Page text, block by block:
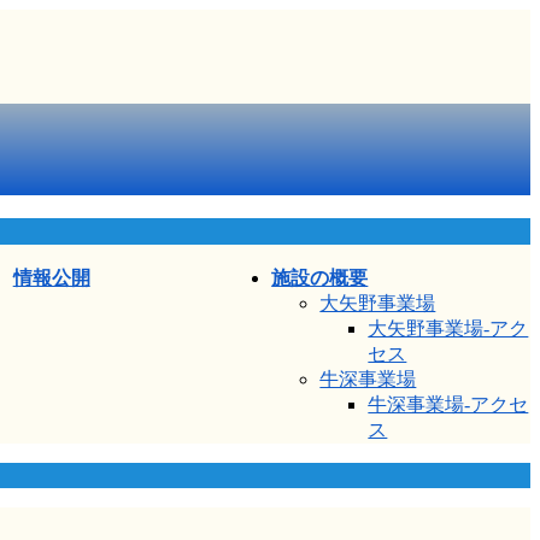
情報公開
施設の概要
大矢野事業場
大矢野事業場-アク
セス
牛深事業場
牛深事業場-アクセ
ス